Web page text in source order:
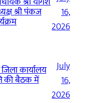
श्री पंकज
16,
2026
कार्यालय
की बैठक में
July
16,
2026